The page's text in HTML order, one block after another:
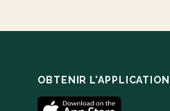
OBTENIR L'APPLICATION